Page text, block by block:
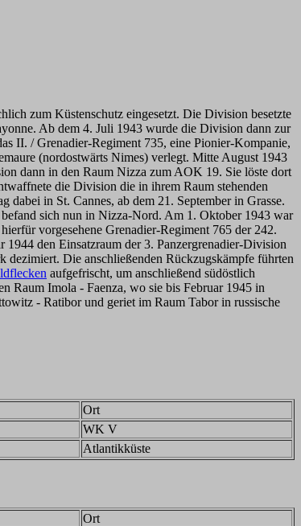
zum Küstenschutz eingesetzt. Die Division besetzte
Ab dem 4. Juli 1943 wurde die Division dann zur
II. / Grenadier-Regiment 735, eine Pionier-Kompanie,
(nordostwärts Nimes) verlegt. Mitte August 1943
dann in den Raum Nizza zum AOK 19. Sie löste dort
die Division die in ihrem Raum stehenden
in St. Cannes, ab dem 21. September in Grasse.
sich nun in Nizza-Nord. Am 1. Oktober 1943 war
vorgesehene Grenadier-Regiment 765 der 242.
den Einsatzraum der 3. Panzergrenadier-Division
Die anschließenden Rückzugskämpfe führten
aufgefrischt, um anschließend südöstlich
Raum Imola - Faenza, wo sie bis Februar 1945 in
- Ratibor und geriet im Raum Tabor in russische
Ort
WK V
Atlantikküste
Ort